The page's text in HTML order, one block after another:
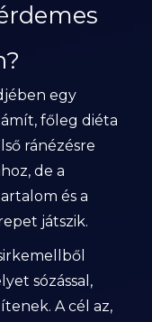
egy
főleg diéta
ránézésre
de a
és a
játszik.
sózással,
A cél az,